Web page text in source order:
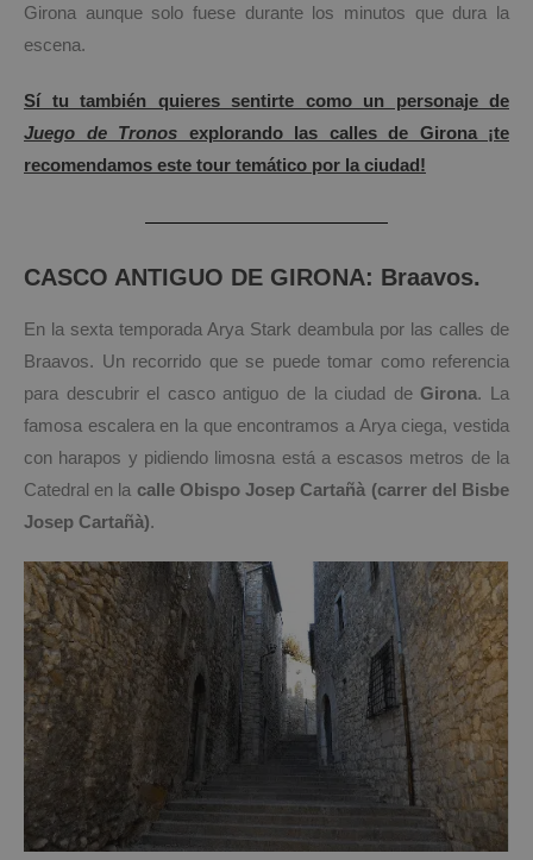
Girona aunque solo fuese durante los minutos que dura la
escena.
Sí tu también quieres sentirte como un personaje de
Juego de Tronos explorando las calles de Girona ¡te
recomendamos este tour temático por la ciudad!
CASCO ANTIGUO DE GIRONA: Braavos.
En la sexta temporada Arya Stark deambula por las calles de
Braavos. Un recorrido que se puede tomar como referencia
para descubrir el casco antiguo de la ciudad deGirona. La
famosa escalera en la que encontramos a Arya ciega, vestida
con harapos y pidiendo limosna está a escasos metros de la
Catedral en la calle Obispo Josep Cartañà (carrer del Bisbe
Josep Cartañà).